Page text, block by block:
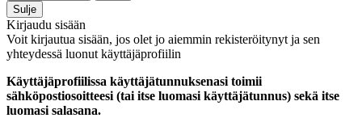
Sulje
Kirjaudu sisään
Voit kirjautua sisään, jos olet jo aiemmin rekisteröitynyt ja sen
yhteydessä luonut käyttäjäprofiilin
Käyttäjäprofiilissa käyttäjätunnuksenasi toimii
sähköpostiosoitteesi (tai itse luomasi käyttäjätunnus) sekä itse
luomasi salasana.